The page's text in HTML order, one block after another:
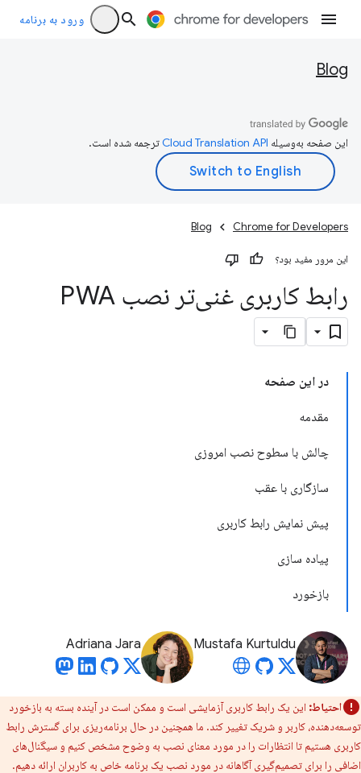
ورود به برنامه
Blog
این صفحه به‌وسیله ترجمه شده است.
Chrome for Developers
Blog
این مرور مفید بود؟
رابط کاربری غنی‌تر نصب PWA
در این صفحه
مقدمه
چالش با سطوح نصب امروزی
سازگاری با عقب
پیش نمایش رابط کاربری
پیاده سازی
بازخورد
Mustafa Kurtuldu
Adriana Jara
احتیاط: این یک رابط کاربری آزمایشی است و ممکن است در آینده بسته به بازخورد
توسعه‌دهنده، کاربر و شریک تغییر کند. ما همچنین در حال برنامه‌ریزی برای گسترش رابط
کاربری هستیم تا انتظارات را در مورد معنای نصب به وضوح مشخص کنیم و سیگنال‌های
اضافی را برای تصمیم‌گیری آگاهانه در مورد نصب یک برنامه خاص به کاربران ارائه دهیم.